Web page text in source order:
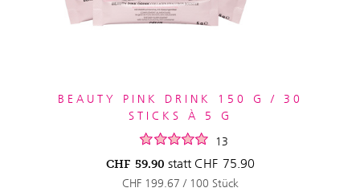
BEAUTY PINK DRINK 150 G / 30
STICKS À 5 G
13
CHF 59.90 statt CHF 75.90
CHF 199.67 / 100 Stück